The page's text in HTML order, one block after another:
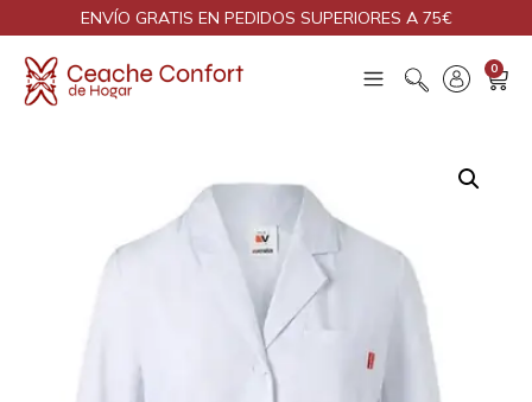
ENVÍO GRATIS EN PEDIDOS SUPERIORES A 75€
0